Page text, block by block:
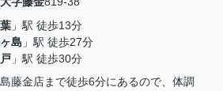
」駅 徒歩13分
島 」駅 徒歩27分
」駅 徒歩30分
藤金店まで徒歩6分にあるので、体調